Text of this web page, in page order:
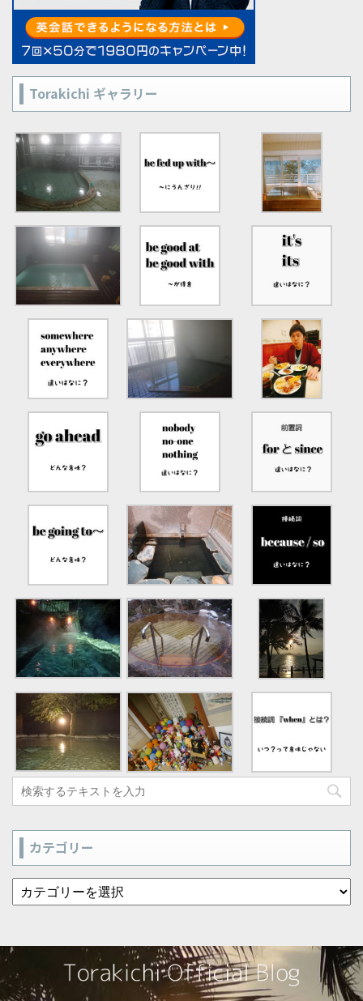
Torakichi ギャラリー
カテゴリー